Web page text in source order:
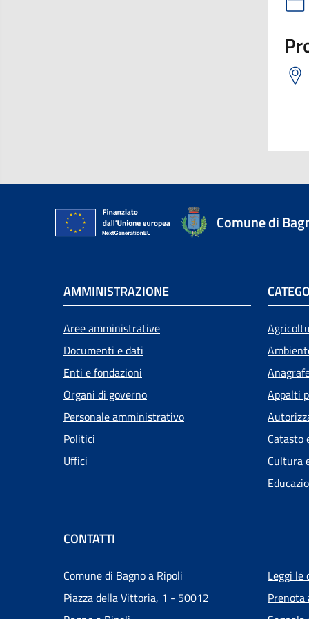
Comune di
AMMINISTRAZIONE
Aree amministrative
Documenti e dati
Enti e fondazioni
Organi di governo
Personale amministrativo
Politici
Uffici
Appalti
Catasto
Cultura
CONTATTI
Comune di Bagno a Ripoli
Piazza della Vittoria, 1 - 50012
Leggi le